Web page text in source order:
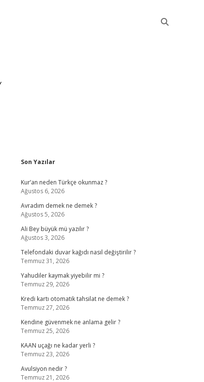
Sidebar
Son Yazılar
Kur’an neden Türkçe okunmaz ?
Ağustos 6, 2026
Avradım demek ne demek ?
Ağustos 5, 2026
Ali Bey büyük mü yazılır ?
Ağustos 3, 2026
Telefondaki duvar kağıdı nasıl değiştirilir ?
Temmuz 31, 2026
Yahudiler kaymak yiyebilir mi ?
Temmuz 29, 2026
Kredi kartı otomatik tahsilat ne demek ?
Temmuz 27, 2026
Kendine güvenmek ne anlama gelir ?
Temmuz 25, 2026
KAAN uçağı ne kadar yerli ?
Temmuz 23, 2026
Avulsiyon nedir ?
Temmuz 21, 2026